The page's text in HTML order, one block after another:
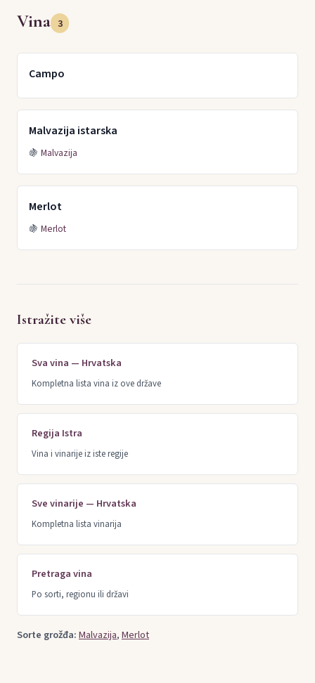
Vina 3
Campo
Malvazija istarska
🍇 Malvazija
Merlot
🍇 Merlot
Istražite više
Sva vina — Hrvatska
Kompletna lista vina iz ove države
Regija Istra
Vina i vinarije iz iste regije
Sve vinarije — Hrvatska
Kompletna lista vinarija
Pretraga vina
Po sorti, regionu ili državi
Sorte grožđa:Malvazija,Merlot